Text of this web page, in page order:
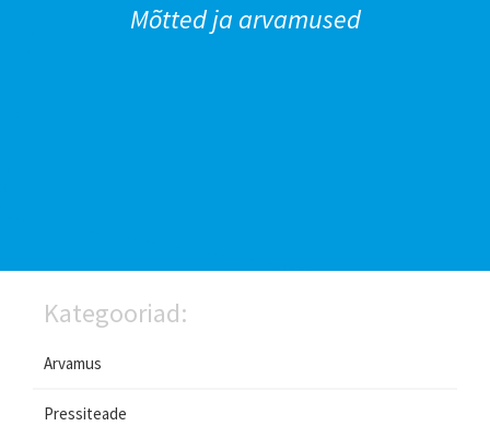
Mõtted ja arvamused
Kategooriad:
Arvamus
Pressiteade